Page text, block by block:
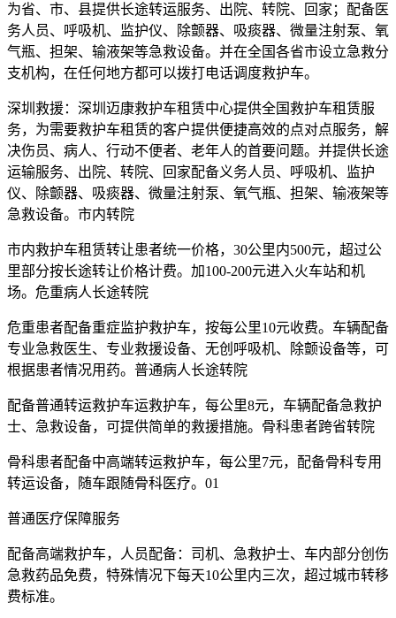
为省、市、县提供长途转运服务、出院、转院、回家；配备医
务人员、呼吸机、监护仪、除颤器、吸痰器、微量注射泵、氧
气瓶、担架、输液架等急救设备。并在全国各省市设立急救分
支机构，在任何地方都可以拨打电话调度救护车。
深圳救援：深圳迈康救护车租赁中心提供全国救护车租赁服
务，为需要救护车租赁的客户提供便捷高效的点对点服务，解
决伤员、病人、行动不便者、老年人的首要问题。并提供长途
运输服务、出院、转院、回家配备义务人员、呼吸机、监护
仪、除颤器、吸痰器、微量注射泵、氧气瓶、担架、输液架等
急救设备。市内转院
市内救护车租赁转让患者统一价格，30公里内500元，超过公
里部分按长途转让价格计费。加100-200元进入火车站和机
场。危重病人长途转院
危重患者配备重症监护救护车，按每公里10元收费。车辆配备
专业急救医生、专业救援设备、无创呼吸机、除颤设备等，可
根据患者情况用药。普通病人长途转院
配备普通转运救护车运救护车，每公里8元，车辆配备急救护
士、急救设备，可提供简单的救援措施。骨科患者跨省转院
骨科患者配备中高端转运救护车，每公里7元，配备骨科专用
转运设备，随车跟随骨科医疗。01
普通医疗保障服务
配备高端救护车，人员配备：司机、急救护士、车内部分创伤
急救药品免费，特殊情况下每天10公里内三次，超过城市转移
费标准。